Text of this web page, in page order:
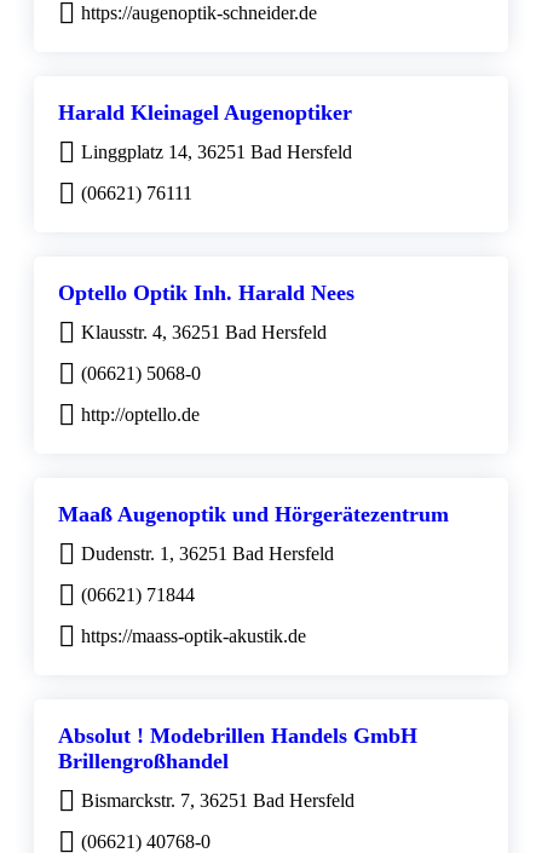
https://augenoptik-schneider.de
Harald Kleinagel Augenoptiker
Linggplatz 14, 36251 Bad Hersfeld
(06621) 76111
Optello Optik Inh. Harald Nees
Klausstr. 4, 36251 Bad Hersfeld
(06621) 5068-0
http://optello.de
Maaß Augenoptik und Hörgerätezentrum
Dudenstr. 1, 36251 Bad Hersfeld
(06621) 71844
https://maass-optik-akustik.de
Absolut ! Modebrillen Handels GmbH
Brillengroßhandel
Bismarckstr. 7, 36251 Bad Hersfeld
(06621) 40768-0